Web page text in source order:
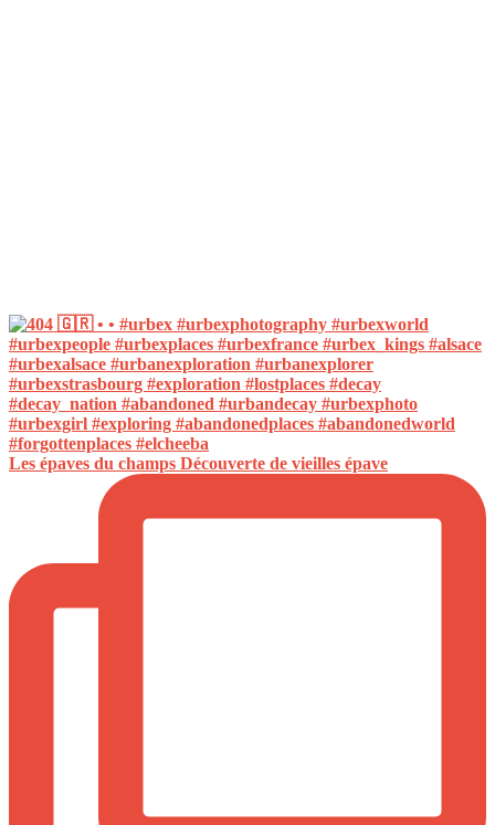
Les épaves du champs Découverte de vieilles épave